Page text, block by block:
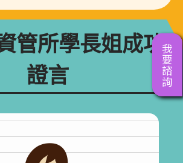
管所學長姐成功
證言
我要諮詢